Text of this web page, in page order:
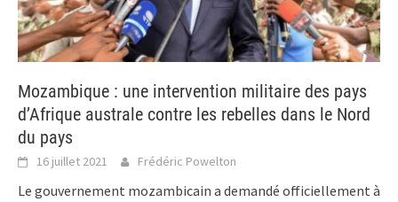
Mozambique : une intervention militaire des pays
d’Afrique australe contre les rebelles dans le Nord
du pays
16 juillet 2021 Frédéric Powelton
Le gouvernement mozambicain a demandé officiellement à